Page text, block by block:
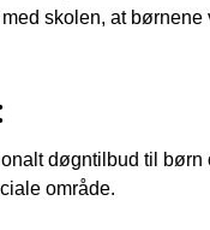
skolen, at
døgntilbud til
område.